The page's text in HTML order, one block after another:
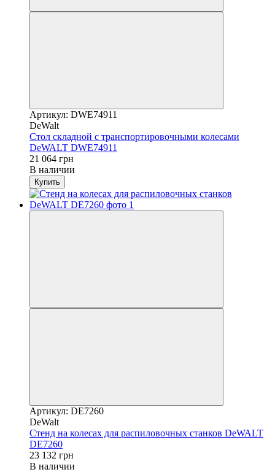
Артикул: DWE74911
DeWalt
Стол складной с транспортировочными колесами
DeWALT DWE74911
21 064 грн
В наличии
Купить
Артикул: DE7260
DeWalt
Стенд на колесах для распиловочных станков DeWALT
DE7260
23 132 грн
В наличии